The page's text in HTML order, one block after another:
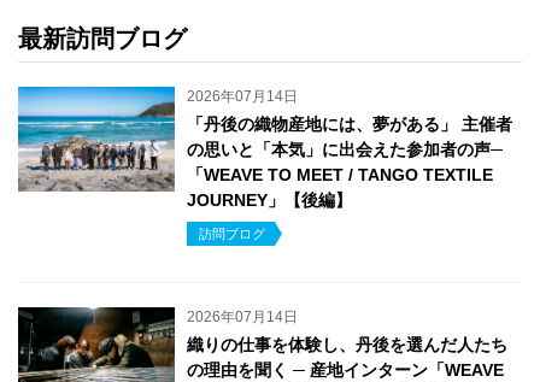
最新訪問ブログ
2026年07月14日
「丹後の織物産地には、夢がある」 主催者
の思いと「本気」に出会えた参加者の声─
「WEAVE TO MEET / TANGO TEXTILE
JOURNEY」【後編】
訪問ブログ
2026年07月14日
織りの仕事を体験し、丹後を選んだ人たち
の理由を聞く ─ 産地インターン「WEAVE